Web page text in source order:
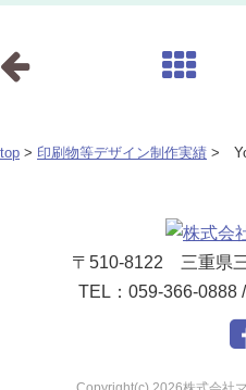
top > 印刷物等デザイン制作実績 >
〒510-8122 三重県
TEL：059-366-0888